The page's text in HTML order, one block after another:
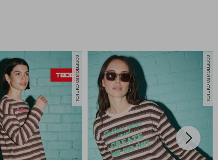
только самовывоз только самовывоз